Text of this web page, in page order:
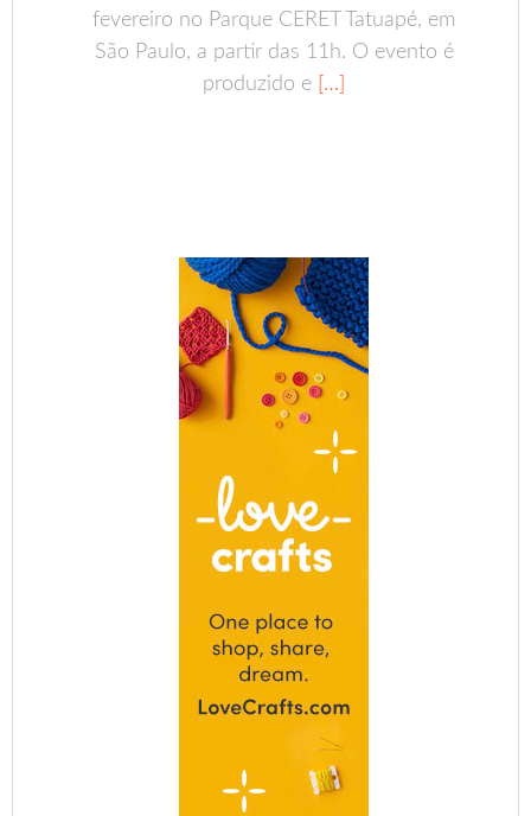
fevereiro no Parque CERET Tatuapé, em
São Paulo, a partir das 11h. O evento é
produzido e […]